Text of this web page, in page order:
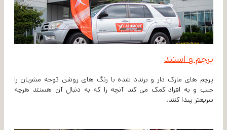
پرچم و استند
پرچم های مارک دار و برندد شده با رنگ های روشن توجه مشریان را
جلب و به افراد کمک می کند آنچه را که به دنبال آن هستند هرچه
سریعتر پیدا کنند.